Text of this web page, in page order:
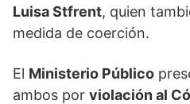
Luisa Stfrent, quien
medida de coerción.
El Ministerio Público
ambos por violación al